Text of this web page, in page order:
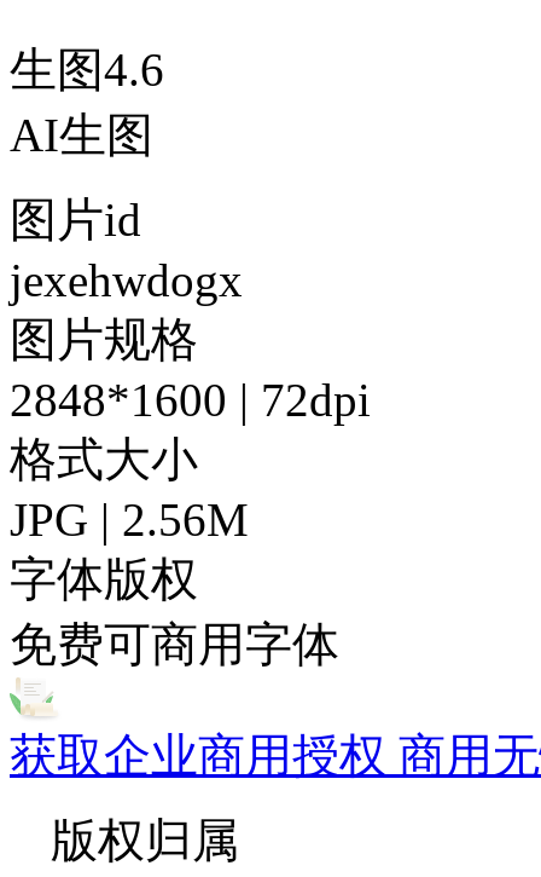
生图4.6
AI生图
图片id
jexehwdogx
图片规格
2848*1600 | 72dpi
格式大小
JPG | 2.56M
字体版权
免费可商用字体
获取企业商用授权 商用
版权归属